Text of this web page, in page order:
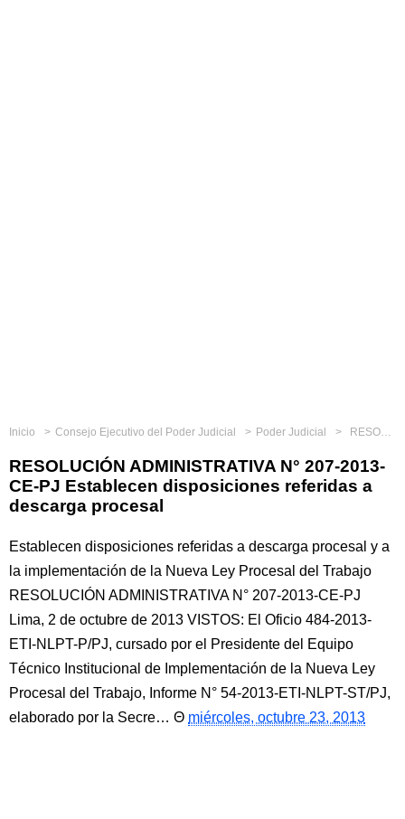
Inicio Consejo Ejecutivo del Poder Judicial Poder Judicial RESOLUCIÓN ADMINISTRATIVA N° 207-2013-CE-PJ Establecen disposiciones referidas a descarga procesal
RESOLUCIÓN ADMINISTRATIVA N° 207-2013-
CE-PJ Establecen disposiciones referidas a
descarga procesal
Establecen disposiciones referidas a descarga procesal y a
la implementación de la Nueva Ley Procesal del Trabajo
RESOLUCIÓN ADMINISTRATIVA N° 207-2013-CE-PJ
Lima, 2 de octubre de 2013 VISTOS: El Oficio 484-2013-
ETI-NLPT-P/PJ, cursado por el Presidente del Equipo
Técnico Institucional de Implementación de la Nueva Ley
Procesal del Trabajo, Informe N° 54-2013-ETI-NLPT-ST/PJ,
elaborado por la Secre…
miércoles, octubre 23, 2013